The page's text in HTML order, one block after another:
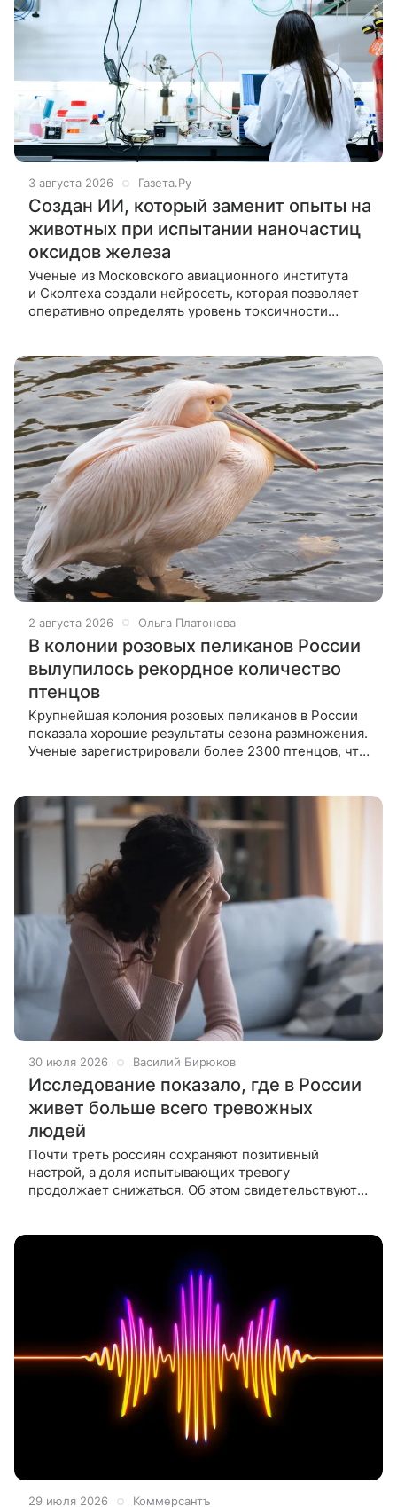
3 августа 2026 Газета.Ру
Создан ИИ, который заменит опыты на
животных при испытании наночастиц
оксидов железа
Ученые из Московского авиационного института
и Сколтеха создали нейросеть, которая позволяет
оперативно определять уровень токсичности
2 августа 2026 Ольга Платонова
В колонии розовых пеликанов России
вылупилось рекордное количество
птенцов
Крупнейшая колония розовых пеликанов в России
показала хорошие результаты сезона размножения.
Ученые зарегистрировали более 2300 птенцов, что
30 июля 2026 Василий Бирюков
Исследование показало, где в России
живет больше всего тревожных
людей
Почти треть россиян сохраняют позитивный
настрой, а доля испытывающих тревогу
продолжает снижаться. Об этом свидетельствуют
29 июля 2026 Коммерсантъ